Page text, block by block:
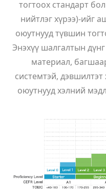
тогтоох стандарт
нийтлэг хүрээ)-ийг
оюутнууд түвшин
Энэхүү шалгалтын
материал,
системтэй,
оюутнууд хэлний